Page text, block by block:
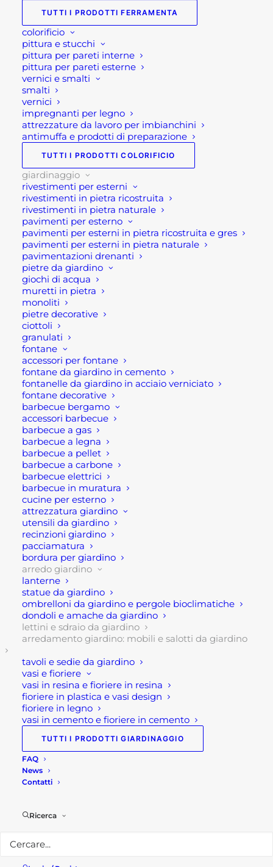
TUTTI I PRODOTTI FERRAMENTA
colorificio
pittura e stucchi
pittura per pareti interne
pittura per pareti esterne
vernici e smalti
smalti
vernici
impregnanti per legno
attrezzature da lavoro per imbianchini
antimuffa e prodotti di preparazione
TUTTI I PRODOTTI COLORIFICIO
giardinaggio
rivestimenti per esterni
rivestimenti in pietra ricostruita
rivestimenti in pietra naturale
pavimenti per esterno
pavimenti per esterni in pietra ricostruita e gres
pavimenti per esterni in pietra naturale
pavimentazioni drenanti
pietre da giardino
giochi di acqua
muretti in pietra
monoliti
pietre decorative
ciottoli
granulati
fontane
accessori per fontane
fontane da giardino in cemento
fontanelle da giardino in acciaio verniciato
fontane decorative
barbecue bergamo
accessori barbecue
barbecue a gas
barbecue a legna
barbecue a pellet
barbecue a carbone
barbecue elettrici
barbecue in muratura
cucine per esterno
attrezzatura giardino
utensili da giardino
recinzioni giardino
pacciamatura
bordura per giardino
arredo giardino
lanterne
statue da giardino
ombrelloni da giardino e pergole bioclimatiche
dondoli e amache da giardino
lettini e sdraio da giardino
arredamento giardino: mobili e salotti da giardino
tavoli e sedie da giardino
vasi e fioriere
vasi in resina e fioriere in resina
fioriere in plastica e vasi design
fioriere in legno
vasi in cemento e fioriere in cemento
TUTTI I PRODOTTI GIARDINAGGIO
FAQ
News
Contatti
Ricerca
MOBILI E SALOTTI DA
GIARDINO,ARREDO GIARDINO
GIARDINAGGIO
SDRAIO DA GIARDINO
Descrizione
Lettino luminoso Moon
Il lettino luminoso Moon è un lettino da esterno o
da giardino a forma di mezza luna (luna
luminosa) in polietilene bianco che appartiene a
quel lato di complementi di arredo da giardino
luminosi (arredamento luminoso giardino).
Questa tipologia di arredo giardino, rimane un
must dell’arredo giardino moderno. Infatti,
l’arredamento luminoso da esterno permette di
trasformare lo spazio esterno in un ambiente
elegante e accogliente. Grazie al design moderno
e all’illuminazione soffusa, crea un’atmosfera unica
perfetta per serate all’aperto, cene con amici e
momenti di relax. Inoltre, questi complementi di
arredo luminoso, come il lettino luminoso Moon
da giardino o da esterno, sono realizzati con
materiali resistenti agli agenti atmosferici e a
basso consumo energetico, unisce estetica,
comfort e praticità.
Scegliere un complemento d’arredo luminoso
significa valorizzare il giardino con stile,
aumentare il fascino degli spazi esterni e vivere
ogni momento all’aperto con un tocco di
esclusività.
Nello specifico il lettino luminoso Moon si
caratterizza per la forma morbida e moderna, a
forma di mezza luna e dal suo colore bianco. Di
fatto è un lettino a fomra di mezza luna luminosa,
molto romantico ma anche estremamente
moderno. In aggiunta misura 7150x40x85 h cm e
la sua alimentazione avviene tramite spina civile o
ricarica usb. Infine, il funzionamento fino a 16-20
ore di utilizzo.
Caratteristiche tecniche:
Materiale: plastica pe
Ore di ricarica: 7-8 ore
Ore di funzionamento: 16-20 ore